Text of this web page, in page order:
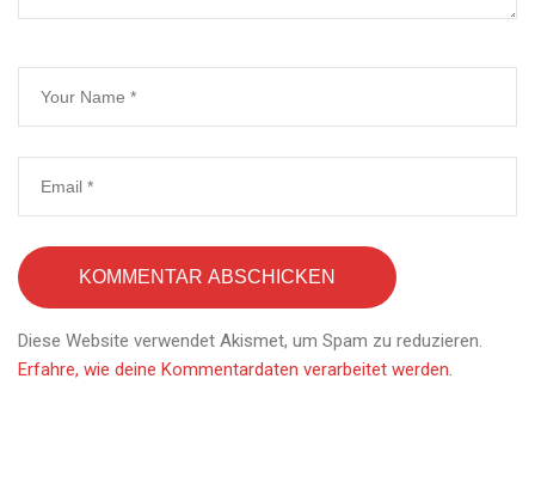
Diese Website verwendet Akismet, um Spam zu reduzieren.
Erfahre, wie deine Kommentardaten verarbeitet werden.